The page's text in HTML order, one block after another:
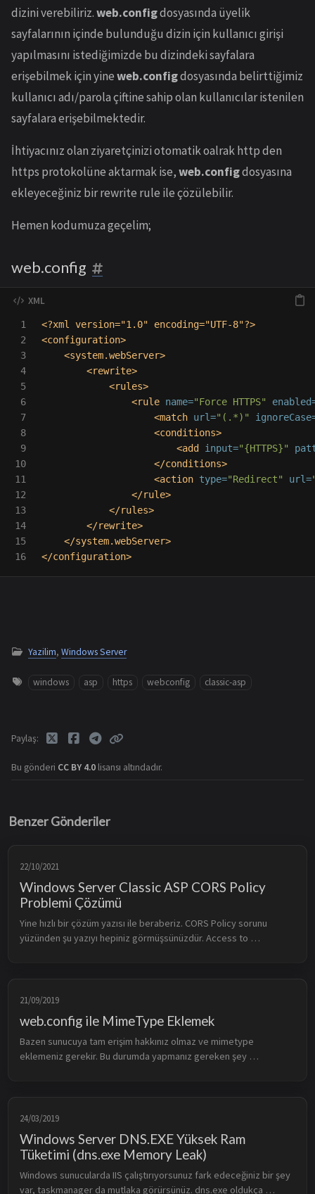
dizini verebiliriz.web.configdosyasında üyelik
sayfalarının içinde bulunduğu dizin için kullanıcı girişi
yapılmasını istediğimizde bu dizindeki sayfalara
erişebilmek için yineweb.configdosyasında belirttiğimiz
kullanıcı adı/parola çiftine sahip olan kullanıcılar istenilen
sayfalara erişebilmektedir.
İhtiyacınız olan ziyaretçinizi otomatik oalrak http den
https protokolüne aktarmak ise,web.configdosyasına
ekleyeceğiniz bir rewrite rule ile çözülebilir.
Hemen kodumuza geçelim;
web.config
1
2
3
4
5
6
7
8
9
10
11
12
13
14
15
<?xml version="1.0" encoding="UTF-8"?>
<configuration>
<system.webServer>
<rewrite>
<rules>
<rule name="Force HTTPS"
<match url="(.*)"
<conditions>
<add
input="{HTTPS}"
</conditions>
<action type="Redirect" url=
</rule>
</rules>
</rewrite>
</system.webServer>
</configuration>
Yazilim, Windows Server
windows asp https webconfig classic-asp
Bu gönderi CC BY 4.0 lisansı altındadır.
Paylaş
Benzer Gönderiler
22/10/2021
Windows Server Classic ASP CORS Policy
Problemi Çözümü
Yine hızlı bir çözüm yazısı ile beraberiz. CORS Policy sorunu
yüzünden şu yazıyı hepiniz görmüşsünüzdür. Access to
21/09/2019
web.config ile MimeType Eklemek
Bazen sunucuya tam erişim hakkınız olmaz ve mimetype
eklemeniz gerekir. Bu durumda yapmanız gereken şey
24/03/2019
Windows Server DNS.EXE Yüksek Ram
Tüketimi (dns.exe Memory Leak)
Windows sunucularda IIS çalıştırıyorsunuz fark edeceğiniz bir şey
var, taskmanager da mutlaka görürsünüz. dns.exe oldukça